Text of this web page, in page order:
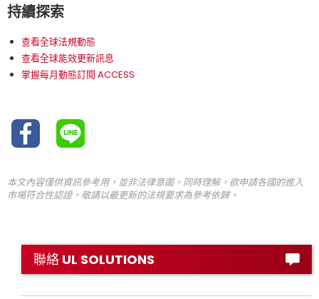
持續探索
查看全球法規動態
查看全球能效更新訊息
掌握每月動態訂閱 ACCESS
本文內容僅供資訊參考用，並非法律意圖。同時理解，欲申請各國的進入
市場符合性認證，敬請以最更新的法規要求為參考依歸。
聯絡 UL SOLUTIONS